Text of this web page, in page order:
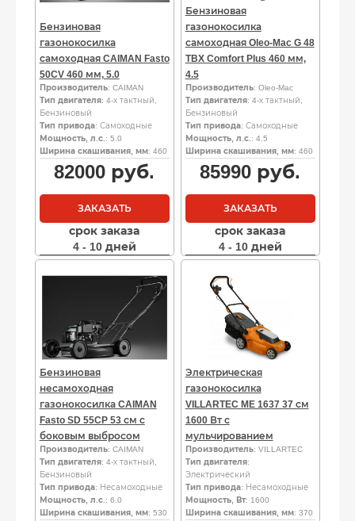
Бензиновая
газонокосилка
самоходная CAIMAN Fasto
50CV 460 мм, 5.0
Производитель: CAIMAN
Тип двигателя: 4-х тактный,
Бензиновый
Тип привода: Самоходные
Мощность, л.с. : 5.0
Ширина скашивания, мм: 460
82000 руб.
ЗАКАЗАТЬ
срок заказа
4 - 10 дней
Бензиновая
газонокосилка
самоходная Oleo-Mac G 48
TBX Comfort Plus 460 мм,
4.5
Производитель: Oleo-Mac
Тип двигателя: 4-х тактный,
Бензиновый
Тип привода: Самоходные
Мощность, л.с. : 4.5
Ширина скашивания, мм: 460
85990 руб.
ЗАКАЗАТЬ
срок заказа
4 - 10 дней
Бензиновая
несамоходная
газонокосилка CAIMAN
Fasto SD 55CP 53 см с
боковым выбросом
Производитель: CAIMAN
Тип двигателя: 4-х тактный,
Бензиновый
Тип привода: Несамоходные
Мощность, л.с. : 6.0
Ширина скашивания, мм: 530
Электрическая
газонокосилка
VILLARTEC ME 1637 37 см
1600 Вт с
мульчированием
Производитель: VILLARTEC
Тип двигателя:
Электрический
Тип привода: Несамоходные
Мощность, Вт: 1600
Ширина скашивания, мм: 370